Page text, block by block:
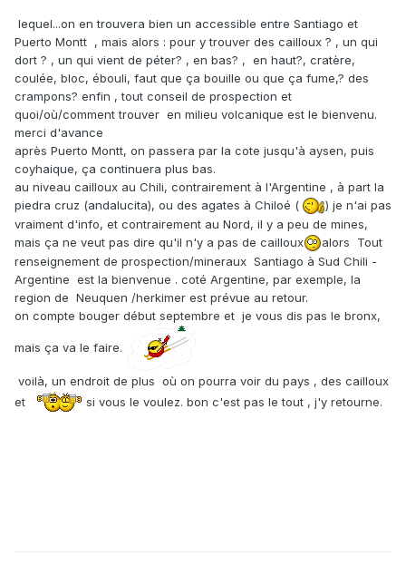
lequel...on en trouvera bien un accessible entre Santiago et
Puerto Montt , mais alors : pour y trouver des cailloux ? , un qui
dort ? , un qui vient de péter? , en bas? , en haut?, cratère,
coulée, bloc, ébouli, faut que ça bouille ou que ça fume,? des
crampons? enfin , tout conseil de prospection et
quoi/où/comment trouver en milieu volcanique est le bienvenu.
merci d'avance
après Puerto Montt, on passera par la cote jusqu'à aysen, puis
coyhaique, ça continuera plus bas.
au niveau cailloux au Chili, contrairement à l'Argentine , à part la
piedra cruz (andalucita), ou des agates à Chiloé (
) je n'ai pas
vraiment d'info, et contrairement au Nord, il y a peu de mines,
mais ça ne veut pas dire qu'il n'y a pas de cailloux
alors Tout
renseignement de prospection/mineraux Santiago à Sud Chili -
Argentine est la bienvenue . coté Argentine, par exemple, la
region de Neuquen /herkimer est prévue au retour.
on compte bouger début septembre et je vous dis pas le bronx,
mais ça va le faire.
voilà, un endroit de plus où on pourra voir du pays , des cailloux
et
si vous le voulez. bon c'est pas le tout , j'y retourne.